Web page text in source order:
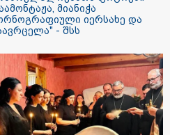
ფაქტზე
გაავრცელა" -
მიანიჭა
იერსახე და
- შსს